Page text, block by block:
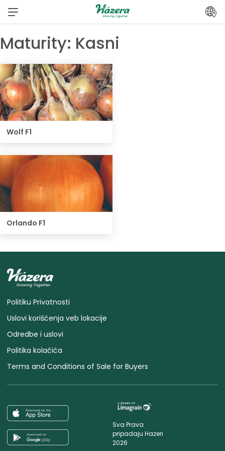
Pređi
na
Maturity: Kasni
Wolf F1
Orlando F1
Politiku Privatnosti
Uslovi korišćenja veb lokacije
Odredbe i uslovi
Politika kolačića
Terms and Conditions of Sale for Buyers
Sva Prava
pripadaju Hazeri
2026